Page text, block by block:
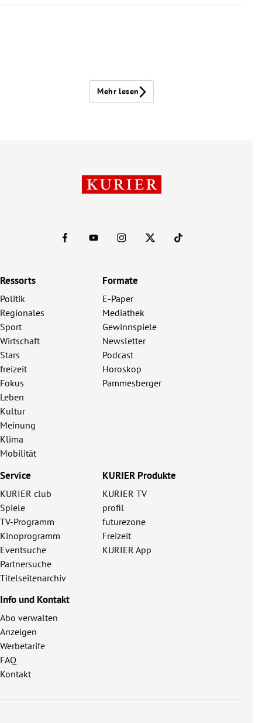
Mehr lesen
Ressorts
Politik
Regionales
Sport
Wirtschaft
Stars
freizeit
Fokus
Leben
Kultur
Meinung
Klima
Mobilität
Formate
E-Paper
Mediathek
Gewinnspiele
Newsletter
Podcast
Horoskop
Pammesberger
Service
KURIER club
Spiele
TV-Programm
Kinoprogramm
Eventsuche
Partnersuche
Titelseitenarchiv
KURIER Produkte
KURIER TV
profil
futurezone
Freizeit
KURIER App
Info und Kontakt
Abo verwalten
Anzeigen
Werbetarife
FAQ
Kontakt